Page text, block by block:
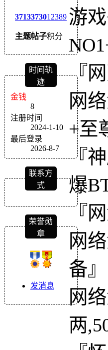
3713
主题
3730
帖子
12389
积分
时间轨
迹
金钱
8
注册时间
2024-1-10
最后登录
2026-8-7
联系方
式
荣誉勋
章
发消息
游
『
网
+至
『
爆
『
网
备
网
两